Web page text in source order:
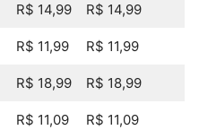
R$ 14,99 R$ 14,99
R$ 11,99 R$ 11,99
R$ 18,99 R$ 18,99
R$ 11,09 R$ 11,09